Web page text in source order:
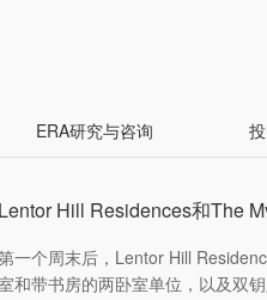
ERA研究与咨询
Lentor Hill Residences和The
一个周末后，Lentor Hill
和带书房的两卧室单位，以及双钥